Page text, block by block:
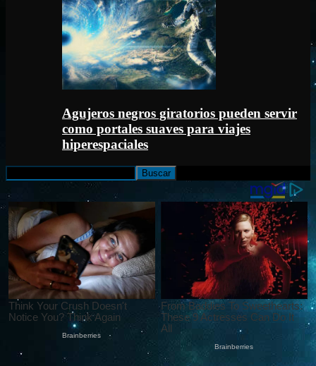
Agujeros negros giratorios pueden servir
como portales suaves para viajes
hiperespaciales